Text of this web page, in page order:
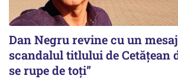
Dan Negru revine cu un
scandalul titlului de Cetățean
se rupe de toți”